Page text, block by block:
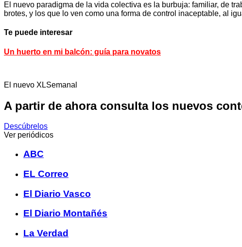
El nuevo paradigma de la vida colectiva es la burbuja: familiar, de
brotes, y los que lo ven como una forma de control inaceptable, al
Te puede interesar
Un huerto en mi balcón: guía para novatos
El nuevo XLSemanal
A partir de ahora consulta los nuevos
Descúbrelos
Ver periódicos
ABC
EL Correo
El Diario Vasco
El Diario Montañés
La Verdad